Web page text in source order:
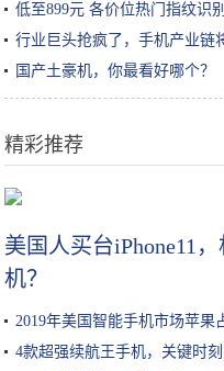
低至899元 各价位热门指纹识
行业巨头抢疯了，手机产业链
国产土豪机，你最看好哪个？
精彩推荐
美国人买台iPhone11
机？
2019年美国智能手机市场苹果
4款超强续航王手机，关键时